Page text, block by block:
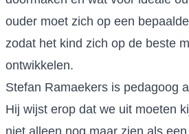
ouder moet zich op een
zodat het kind zich op de beste
ontwikkelen.
Stefan Ramaekers is pedagoog
Hij wijst erop dat we uit moeten
niet alleen nog maar zien als